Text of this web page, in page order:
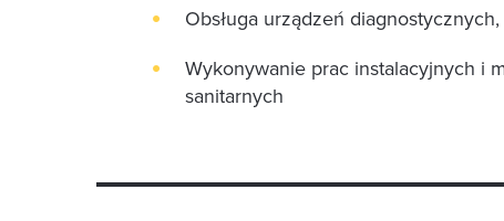
Obsługa urządzeń
Wykonywanie prac instalacyjnych i
sanitarnych